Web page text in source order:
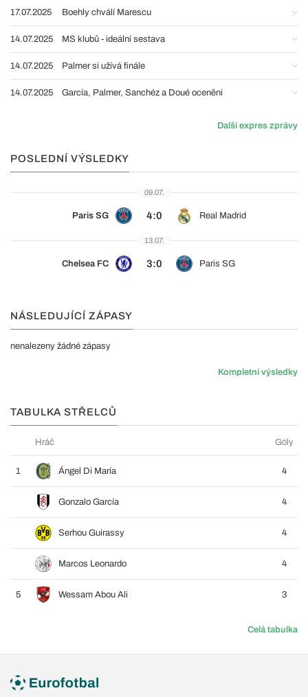
17.07.2025 Boehly chválí Marescu
14.07.2025 MS klubů - ideální sestava
14.07.2025 Palmer si užívá finále
14.07.2025 García, Palmer, Sanchéz a Doué oceněni
Další expres zprávy
POSLEDNÍ VÝSLEDKY
09.07.
Paris SG 4:0 Real Madrid
13.07.
Chelsea FC 3:0 Paris SG
NÁSLEDUJÍCÍ ZÁPASY
nenalezeny žádné zápasy
Kompletní výsledky
TABULKA STŘELCŮ
Hráč Góly
1 Ángel Di María 4
Gonzalo García 4
Serhou Guirassy 4
Marcos Leonardo 4
5 Wessam Abou Ali 3
Celá tabulka